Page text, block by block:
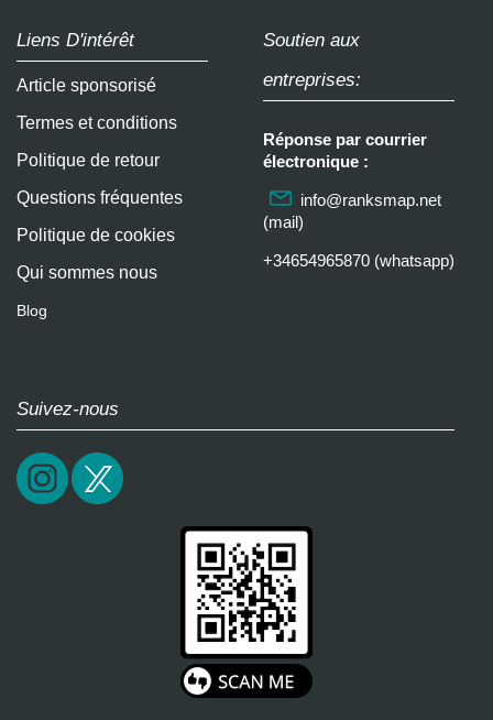
Liens D'intérêt
Article sponsorisé
Termes et conditions
Politique de retour
Questions fréquentes
Politique de cookies
Qui sommes nous
Blog
Soutien aux
entreprises:
Réponse par courrier
électronique :
info@ranksmap.net
(mail)
+34654965870 (whatsapp)
Suivez-nous